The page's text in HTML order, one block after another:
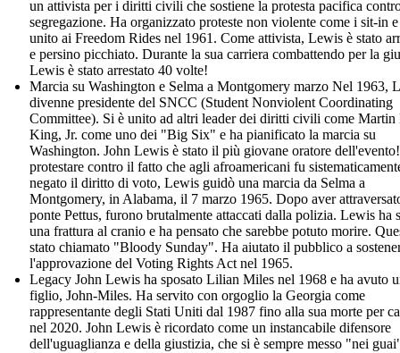
un attivista per i diritti civili che sostiene la protesta pacifica
segregazione. Ha organizzato proteste non violente come i sit-in
unito ai Freedom Rides nel 1961. Come attivista, Lewis è stato
e persino picchiato. Durante la sua carriera combattendo per la
Lewis è stato arrestato 40 volte!
Marcia su Washington e Selma a Montgomery marzo Nel 1963,
divenne presidente del SNCC (Student Nonviolent Coordinating
Committee). Si è unito ad altri leader dei diritti civili come Martin
King, Jr. come uno dei "Big Six" e ha pianificato la marcia su
Washington. John Lewis è stato il più giovane oratore
protestare contro il fatto che agli afroamericani fu
negato il diritto di voto, Lewis guidò una marcia da Selma a
Montgomery, in Alabama, il 7 marzo 1965. Dopo aver
ponte Pettus, furono brutalmente attaccati dalla polizia. Lewis ha
una frattura al cranio e ha pensato che sarebbe potuto morire.
stato chiamato "Bloody Sunday". Ha aiutato il pubblico a
l'approvazione del Voting Rights Act nel 1965.
Legacy John Lewis ha sposato Lilian Miles nel 1968 e ha avuto
figlio, John-Miles. Ha servito con orgoglio la Georgia come
rappresentante degli Stati Uniti dal 1987 fino alla sua morte per
nel 2020. John Lewis è ricordato come un instancabile difensore
dell'uguaglianza e della giustizia, che si è sempre messo "nei